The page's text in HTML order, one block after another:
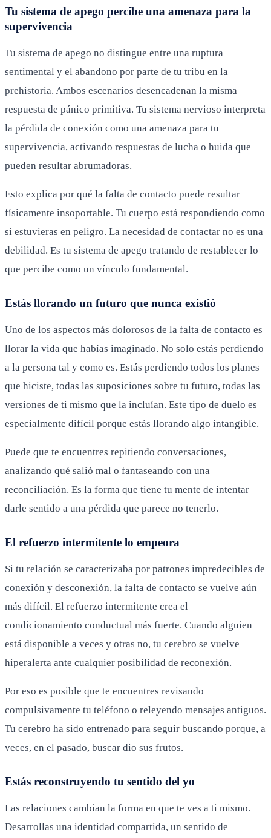
Tu sistema de apego percibe una amenaza para la
supervivencia
Tu sistema de apego no distingue entre una ruptura
sentimental y el abandono por parte de tu tribu en la
prehistoria. Ambos escenarios desencadenan la misma
respuesta de pánico primitiva. Tu sistema nervioso interpreta
la pérdida de conexión como una amenaza para tu
supervivencia, activando respuestas de lucha o huida que
pueden resultar abrumadoras.
Esto explica por qué la falta de contacto puede resultar
físicamente insoportable. Tu cuerpo está respondiendo como
si estuvieras en peligro. La necesidad de contactar no es una
debilidad. Es tu sistema de apego tratando de restablecer lo
que percibe como un vínculo fundamental.
Estás llorando un futuro que nunca existió
Uno de los aspectos más dolorosos de la falta de contacto es
llorar la vida que habías imaginado. No solo estás perdiendo
a la persona tal y como es. Estás perdiendo todos los planes
que hiciste, todas las suposiciones sobre tu futuro, todas las
versiones de ti mismo que la incluían. Este tipo de duelo es
especialmente difícil porque estás llorando algo intangible.
Puede que te encuentres repitiendo conversaciones,
analizando qué salió mal o fantaseando con una
reconciliación. Es la forma que tiene tu mente de intentar
darle sentido a una pérdida que parece no tenerlo.
El refuerzo intermitente lo empeora
Si tu relación se caracterizaba por patrones impredecibles de
conexión y desconexión, la falta de contacto se vuelve aún
más difícil. El refuerzo intermitente crea el
condicionamiento conductual más fuerte. Cuando alguien
está disponible a veces y otras no, tu cerebro se vuelve
hiperalerta ante cualquier posibilidad de reconexión.
Por eso es posible que te encuentres revisando
compulsivamente tu teléfono o releyendo mensajes antiguos.
Tu cerebro ha sido entrenado para seguir buscando porque, a
veces, en el pasado, buscar dio sus frutos.
Estás reconstruyendo tu sentido del yo
Las relaciones cambian la forma en que te ves a ti mismo.
Desarrollas una identidad compartida, un sentido de